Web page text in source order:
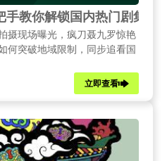
手教你解锁国内热门剧集《
摄现场曝光，疯刀聂九罗惊艳
何突破地域限制，同步追看国
立即查看